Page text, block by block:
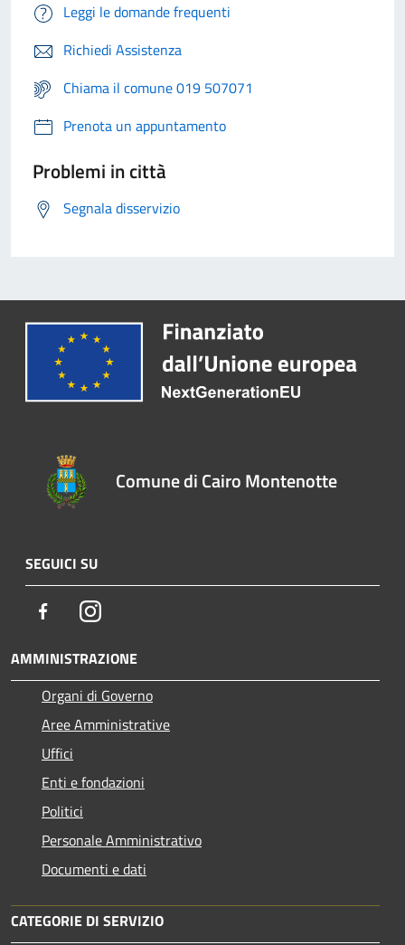
Leggi le domande frequenti
Richiedi Assistenza
Chiama il comune 019 507071
Prenota un appuntamento
Problemi in città
Segnala disservizio
Comune di Cairo Montenotte
SEGUICI SU
FacebookInstagram
AMMINISTRAZIONE
Organi di Governo
Aree Amministrative
Uffici
Enti e fondazioni
Politici
Personale Amministrativo
Documenti e dati
CATEGORIE DI SERVIZIO